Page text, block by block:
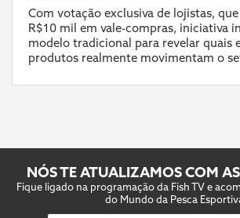
Com votação exclusiva de lojistas,
R$10 mil em vale-compras, iniciativa
modelo tradicional para revelar quais
produtos realmente movimentam o
NÓS TE ATUALIZAMOS COM
Fique ligado na programação da Fish TV e
do Mundo da Pesca